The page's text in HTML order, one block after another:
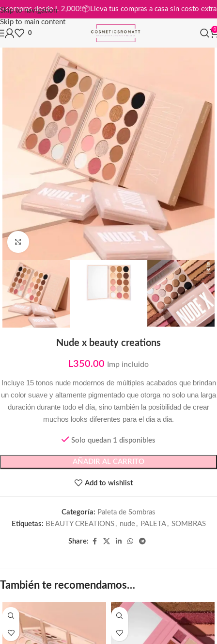
Skip to navigation
Skip to main content
en compras desde L 2,000!📦Lleva tus compras a casa sin costo
0
0
Click to enlarge
Nude x beauty creations
L350.00 Imp incluido
Incluye 15 tonos nude modernos de múltiples acabados que brindan
un color suave y altamente pigmentado que otorga no solo una larga
duración durante todo el día, sino también la posibilidad de crear
muchos looks diferentes para el dia a dia.
Solo quedan 1 disponibles
AÑADIR AL CARRITO
Add to wishlist
Categoría: Paleta de Sombras
Etiquetas: BEAUTY CREATIONS , nude , PALETA , SOMBRAS
Share:
También te recomendamos…